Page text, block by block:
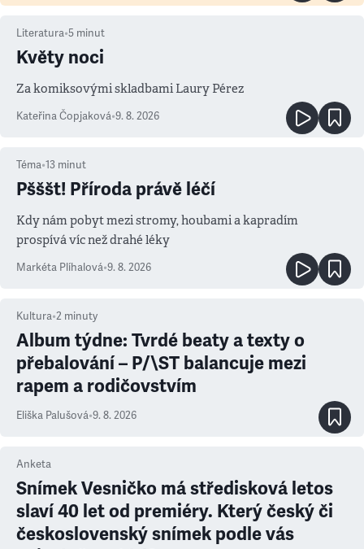
Literatura•5 minut
Květy noci
Za komiksovými skladbami Laury Pérez
Kateřina Čopjaková•9. 8. 2026
Téma•13 minut
Pšššt! Příroda právě léčí
Kdy nám pobyt mezi stromy, houbami a kapradím
prospívá víc než drahé léky
Markéta Plíhalová•9. 8. 2026
Kultura•2 minuty
Album týdne: Tvrdé beaty a texty o
přebalování – P/\ST balancuje mezi
rapem a rodičovstvím
Eliška Palušová•9. 8. 2026
Anketa
Snímek Vesničko má středisková letos
slaví 40 let od premiéry. Který český či
československý snímek podle vás